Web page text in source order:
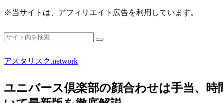
※当サイトは、アフィリエイト広告を利用しています。
アスタリスク.network
ユニバース倶楽部の顔合わせは手当、